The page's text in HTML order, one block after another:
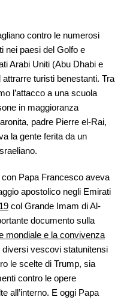
contro le numerosi
nei paesi del Golfo e
Arabi Uniti (Abu Dhabi e
turisti benestanti. Tra
l’attacco a una scuola
in maggioranza
padre Pierre el-Rai,
la gente ferita da un
Papa Francesco aveva
apostolico negli Emirati
col Grande Imam di Al-
documento sulla
mondiale e la convivenza
diversi vescovi statunitensi
le scelte di Trump, sia
contro le opere
all’interno. E oggi Papa